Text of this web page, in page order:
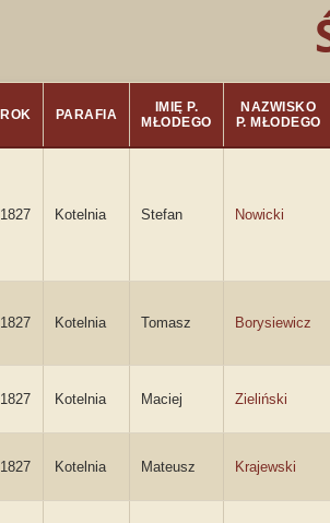
ROK PARAFIA
IMIĘ P.
MŁODEGO
NAZWISKO
P. MŁODEGO
1827 Kotelnia Stefan Nowicki
1827 Kotelnia Tomasz Borysiewicz
1827 Kotelnia Maciej Zieliński
1827 Kotelnia Mateusz Krajewski